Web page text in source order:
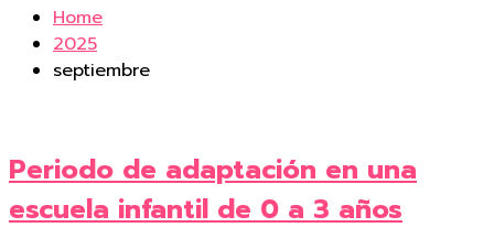
Home
2025
septiembre
Periodo de adaptación en una
escuela infantil de 0 a 3 años